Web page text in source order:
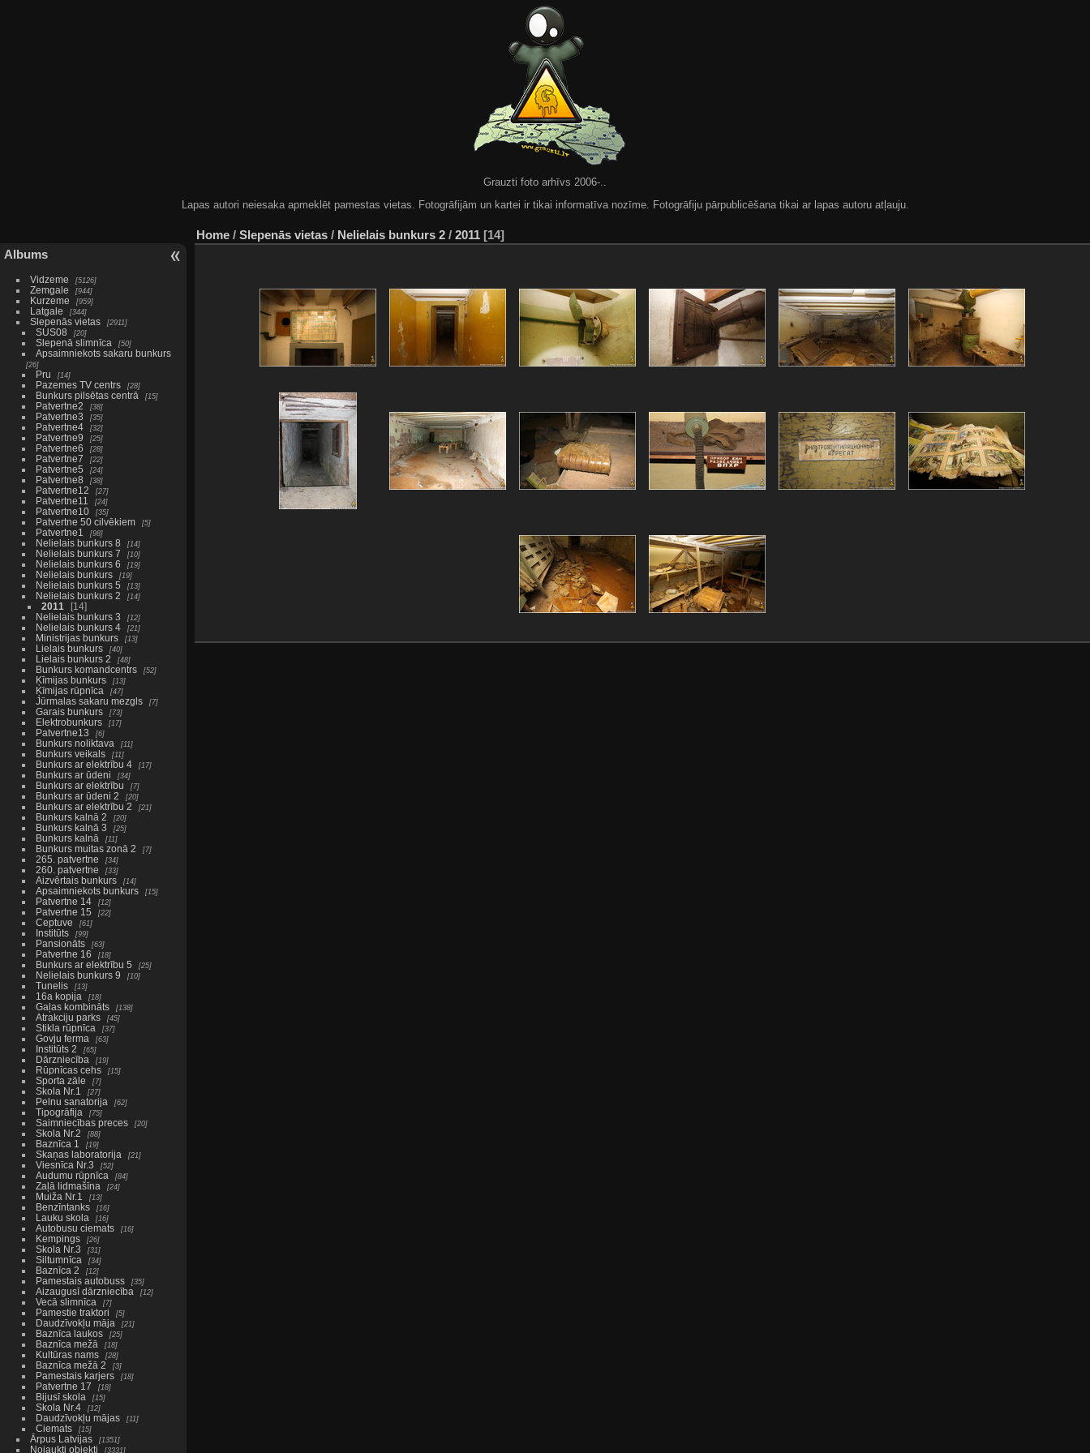
Grauzti foto arhīvs 2006-..
Lapas autori neiesaka apmeklēt pamestas vietas. Fotogrāfijām un kartei ir tikai informatīva nozīme. Fotogrāfiju pārpublicēšana tikai ar lapas autoru atļauju.
Albums
Vidzeme 5126
Zemgale 944
Kurzeme 959
Latgale 344
Slepenās vietas 2911
SUS08 20
Slepenā slimnīca 50
Apsaimniekots sakaru bunkurs
26
Pru 14
Pazemes TV centrs 28
Bunkurs pilsētas centrā 15
Patvertne2 38
Patvertne3 35
Patvertne4 32
Patvertne9 25
Patvertne6 28
Patvertne7 22
Patvertne5 24
Patvertne8 38
Patvertne12 27
Patvertne11 24
Patvertne10 35
Patvertne 50 cilvēkiem 5
Patvertne1 98
Nelielais bunkurs 8 14
Nelielais bunkurs 7 10
Nelielais bunkurs 6 19
Nelielais bunkurs 19
Nelielais bunkurs 5 13
Nelielais bunkurs 2 14
2011
14
Nelielais bunkurs 3
12
Nelielais bunkurs 4 21
Ministrijas bunkurs 13
Lielais bunkurs 40
Lielais bunkurs 2 48
Bunkurs komandcentrs 52
Ķīmijas bunkurs 13
Ķīmijas rūpnīca 47
Jūrmalas sakaru mezgls 7
Garais bunkurs 73
Elektrobunkurs 17
Patvertne13 6
Bunkurs noliktava 11
Bunkurs veikals 11
Bunkurs ar elektrību 4 17
Bunkurs ar ūdeni 34
Bunkurs ar elektrību 7
Bunkurs ar ūdeni 2 20
Bunkurs ar elektrību 2 21
Bunkurs kalnā 2 20
Bunkurs kalnā 3 25
Bunkurs kalnā 11
Bunkurs muitas zonā 2 7
265. patvertne 34
260. patvertne 33
Aizvērtais bunkurs 14
Apsaimniekots bunkurs 15
Patvertne 14 12
Patvertne 15 22
Ceptuve 61
Institūts 99
Pansionāts 63
Patvertne 16 18
Bunkurs ar elektrību 5 25
Nelielais bunkurs 9 10
Tunelis 13
16a kopija 18
Gaļas kombināts 138
Atrakciju parks 45
Stikla rūpnīca 37
Govju ferma 63
Institūts 2 65
Dārzniecība 19
Rūpnīcas cehs 15
Sporta zāle 7
Skola Nr.1 27
Pelnu sanatorija 62
Tipogrāfija 75
Saimniecības preces 20
Skola Nr.2 88
Baznīca 1 19
Skaņas laboratorija 21
Viesnīca Nr.3 52
Audumu rūpnīca 84
Zaļā lidmašīna 24
Muiža Nr.1 13
Benzīntanks 16
Lauku skola 16
Autobusu ciemats 16
Kempings 26
Skola Nr.3 31
Siltumnīca 34
Baznīca 2 12
Pamestais autobuss 35
Aizaugusī dārzniecība 12
Vecā slimnīca 7
Pamestie traktori 5
Daudzīvokļu māja 21
Baznīca laukos 25
Baznīca mežā 18
Kultūras nams 28
Baznīca mežā 2 3
Pamestais karjers 18
Patvertne 17 18
Bijusī skola 15
Skola Nr.4 12
Daudzīvokļu mājas 11
Ciemats 15
Ārpus Latvijas 1351
Nojaukti objekti 3331
Home / Slepenās vietas / Nelielais bunkurs 2 / 2011 14